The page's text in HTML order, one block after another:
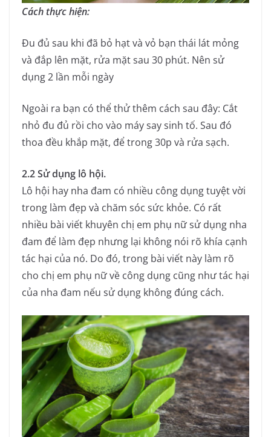
Cách thực hiện:
Đu đủ sau khi đã bỏ hạt và vỏ bạn thái lát mỏng
và đắp lên mặt, rửa mặt sau 30 phút. Nên sử
dụng 2 lần mỗi ngày
Ngoài ra bạn có thể thử thêm cách sau đây: Cắt
nhỏ đu đủ rồi cho vào máy say sinh tố. Sau đó
thoa đều khắp mặt, để trong 30p và rửa sạch.
2.2 Sử dụng lô hội.
Lô hội hay nha đam có nhiều công dụng tuyệt vời
trong làm đẹp và chăm sóc sức khỏe. Có rất
nhiều bài viết khuyên chị em phụ nữ sử dụng nha
đam để làm đẹp nhưng lại không nói rõ khía cạnh
tác hại của nó. Do đó, trong bài viết này làm rõ
cho chị em phụ nữ về công dụng cũng như tác hại
của nha đam nếu sử dụng không đúng cách.